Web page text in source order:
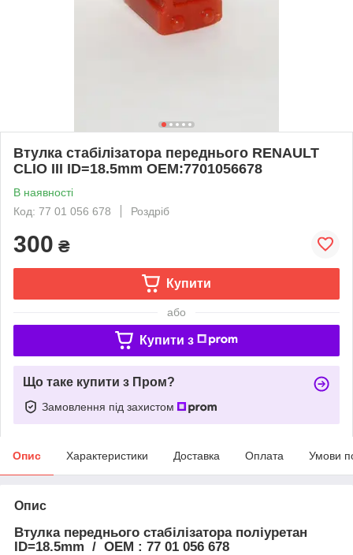
Втулка стабілізатора переднього RENAULT
CLIO III ID=18.5mm OEM:7701056678
В наявності
Код: 77 01 056 678
Роздріб
300 ₴
Купити
або
Купити з
Що таке купити з Пром?
Замовлення під захистом
Опис Характеристики Доставка Оплата Умови
Опис
Втулка переднього стабілізатора поліуретан
ID=18.5mm / OEM : 77 01 056 678